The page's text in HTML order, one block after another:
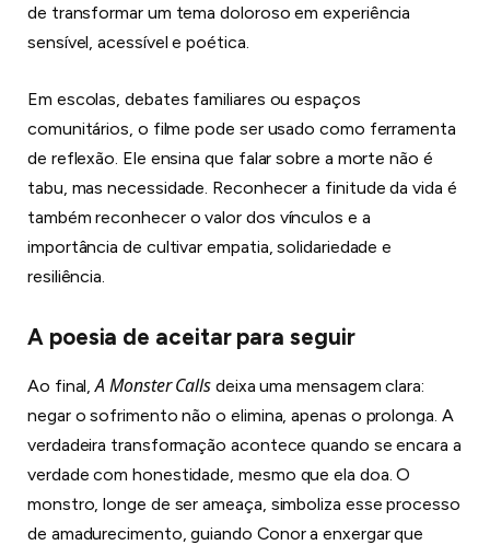
de transformar um tema doloroso em experiência
sensível, acessível e poética.
Em escolas, debates familiares ou espaços
comunitários, o filme pode ser usado como ferramenta
de reflexão. Ele ensina que falar sobre a morte não é
tabu, mas necessidade. Reconhecer a finitude da vida é
também reconhecer o valor dos vínculos e a
importância de cultivar empatia, solidariedade e
resiliência.
A poesia de aceitar para seguir
Ao final,A Monster Calls deixa uma mensagem clara:
negar o sofrimento não o elimina, apenas o prolonga. A
verdadeira transformação acontece quando se encara a
verdade com honestidade, mesmo que ela doa. O
monstro, longe de ser ameaça, simboliza esse processo
de amadurecimento, guiando Conor a enxergar que